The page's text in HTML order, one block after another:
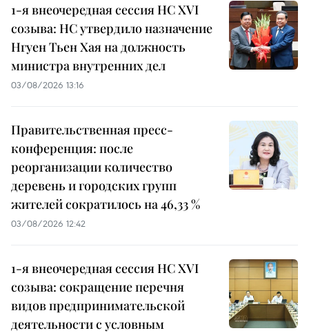
1-я внеочередная сессия НС XVI
созыва: НС утвердило назначение
Нгуен Тьен Хая на должность
министра внутренних дел
03/08/2026 13:16
Правительственная пресс-
конференция: после
реорганизации количество
деревень и городских групп
жителей сократилось на 46,33 %
03/08/2026 12:42
1-я внеочередная сессия НС XVI
созыва: сокращение перечня
видов предпринимательской
деятельности с условным